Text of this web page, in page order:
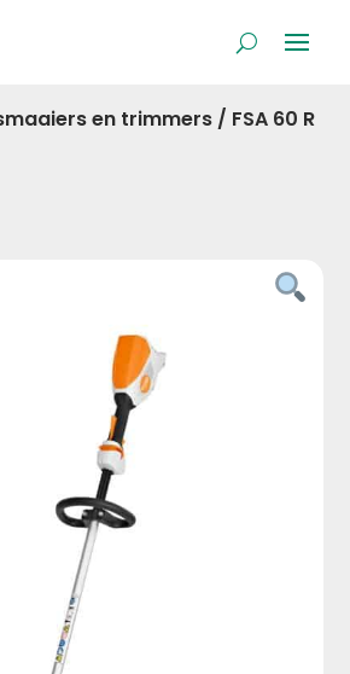
en trimmers / FSA 60 R